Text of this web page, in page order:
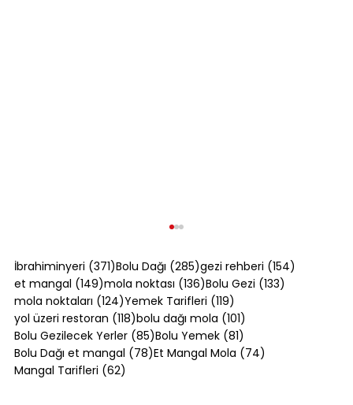
İbrahiminyeri (371)371 yazı
Bolu Dağı (285)285 yazı
gezi rehberi (154)
et mangal (149)149 yazı
mola noktası (136)136 yazı
Bolu Gezi (133)
mola noktaları (124)124 yazı
Yemek Tarifleri (119)
yol üzeri restoran (118)118 yazı
bolu dağı mola (101)
Bolu Gezilecek Yerler (85)85 yazı
Bolu Yemek (81)
Bolu Dağı et mangal (78)78 yazı
Et Mangal Mola (74)
Mangal Tarifleri (62)